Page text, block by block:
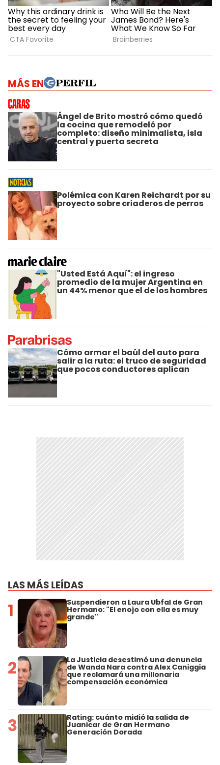
MÁS EN
Ángel de Brito mostró cómo quedó
la cocina que remodeló por
completo: diseño minimalista, isla
central y puerta secreta
Polémica con Karen Reichardt por su
proyecto sobre criaderos de perros
"Usted Está Aquí": el ingreso
promedio de la mujer Argentina en
un 44% menor que el de los hombres
Cómo armar el baúl del auto para
salir a la ruta: el truco de seguridad
que pocos conductores aplican
LAS MÁS LEÍDAS
1 Suspendieron a Laura Ubfal de Gran
Hermano: "El enojo con ella es muy
grande"
2 La Justicia desestimó una denuncia
de Wanda Nara contra Alex Caniggia
que reclamará una millonaria
compensación económica
3 Rating: cuánto midió la salida de
Juanicar de Gran Hermano
Generación Dorada